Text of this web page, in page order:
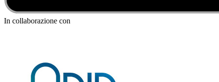
In collaborazione con